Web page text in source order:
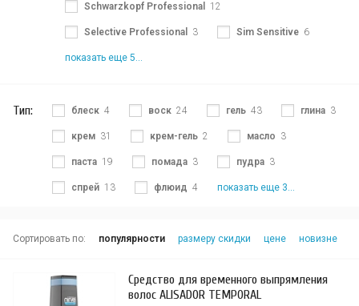
Schwarzkopf Professional 12
Selective Professional 3 Sim Sensitive 6
показать еще 5...
Тип: блеск 4 воск 24 гель 43 глина 3
крем 31 крем-гель 2 масло 3
паста 19 помада 3 пудра 3
спрей 13 флюид 4 показать еще 3...
Сортировать по: популярности размеру скидки цене новизне
Средство для временного выпрямления
волос ALISADOR TEMPORAL